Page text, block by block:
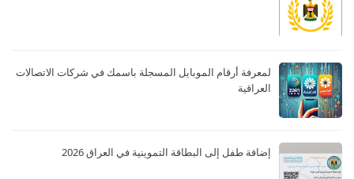
لمعرفة أرقام الموبايل المسجلة باسمك في شركات الاتصالات
العراقية
إضافة طفل إلى البطاقة التموينية في العراق 2026